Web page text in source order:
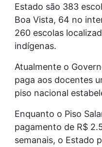
Estado são 383
Boa Vista, 64 no
260 escolas
indígenas.
Atualmente o
paga aos docentes
piso nacional
Enquanto o Piso
pagamento de R$
semanais, o Estado